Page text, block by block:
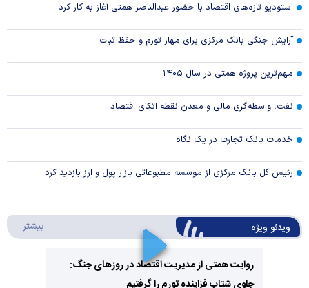
استودیو تازه‌های اقتصاد با حضور عبدالناصر همتی آغاز به کار کرد
آرایش جنگی بانک مرکزی برای مهار تورم و حفظ ثبات
مهم‌ترین پروژه همتی در سال ۱۴۰۵
نفت، واسطه‌گری مالی و معدن نقطه اتکای اقتصاد
خدمات بانک تجارت در یک نگاه
رئیس کل بانک مرکزی از موسسه مطبوعاتی بازار پول و ارز بازدید کرد
ویدئو ویژه بیشتر
روایت همتی از مدیریت اقتصاد در روزهای جنگ: